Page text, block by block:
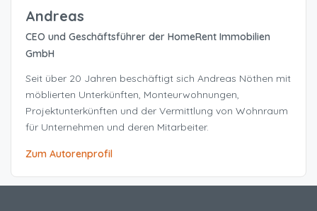
Andreas
CEO und Geschäftsführer der HomeRent Immobilien
GmbH
Seit über 20 Jahren beschäftigt sich Andreas Nöthen mit
möblierten Unterkünften, Monteurwohnungen,
Projektunterkünften und der Vermittlung von Wohnraum
für Unternehmen und deren Mitarbeiter.
Zum Autorenprofil